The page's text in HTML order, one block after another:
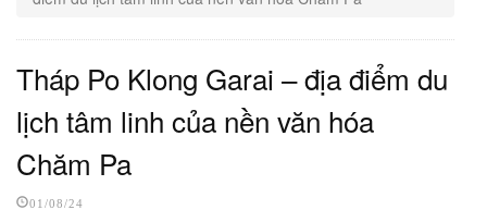
Tháp Po Klong Garai – địa điểm du
lịch tâm linh của nền văn hóa
Chăm Pa
01/08/24